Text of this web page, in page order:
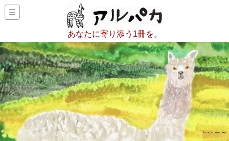
あなたに寄り添う1冊を。
© miroco machiko